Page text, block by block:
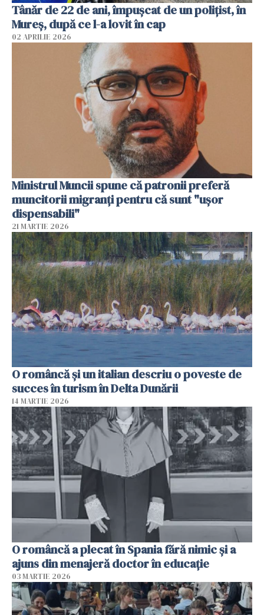
Tânăr de 22 de ani, împușcat de un polițist, în
Mureș, după ce l-a lovit în cap
02 APRILIE 2026
Ministrul Muncii spune că patronii preferă
muncitorii migranți pentru că sunt "uşor
dispensabili"
21 MARTIE 2026
O româncă și un italian descriu o poveste de
succes în turism în Delta Dunării
14 MARTIE 2026
O româncă a plecat în Spania fără nimic și a
ajuns din menajeră doctor în educație
03 MARTIE 2026